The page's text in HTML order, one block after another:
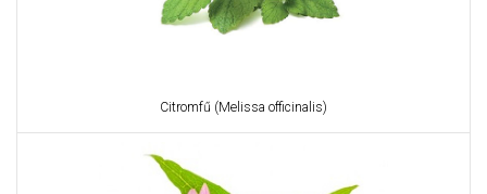
Citromfű (Melissa officinalis)